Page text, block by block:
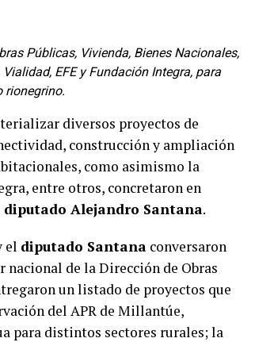
Públicas, Vivienda, Bienes Nacionales,
EFE y Fundación Integra, para
rionegrino.
diversos proyectos de
construcción y ampliación
como asimismo la
entre otros, concretaron en
diputado Alejandro Santana.
el diputado Santana conversaron
de la Dirección de Obras
un listado de proyectos que
del APR de Millantúe,
para distintos sectores rurales; la